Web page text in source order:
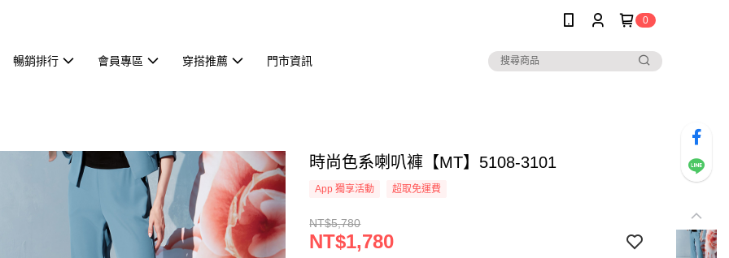
0
暢銷排行 會員專區 穿搭推薦 門市資訊
時尚色系喇叭褲【MT】5108-3101
App 獨享活動 超取免運費
NT$5,780
NT$1,780